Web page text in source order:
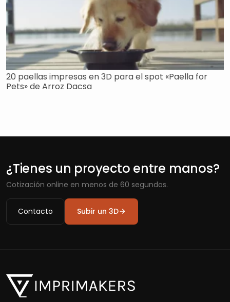
20 paellas impresas en 3D para el spot «Paella for
Pets» de Arroz Dacsa
¿Tienes un proyecto entre manos?
Cotización online en menos de 60 segundos.
Contacto Subir un 3D